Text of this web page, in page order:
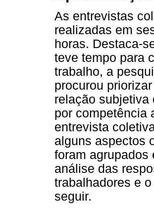
As entrevistas
realizadas em
horas. Destaca-
teve tempo para
trabalho, a
procurou
relação subjetiva
por competência
entrevista
alguns aspectos
foram agrupados
análise das
trabalhadores e
seguir.